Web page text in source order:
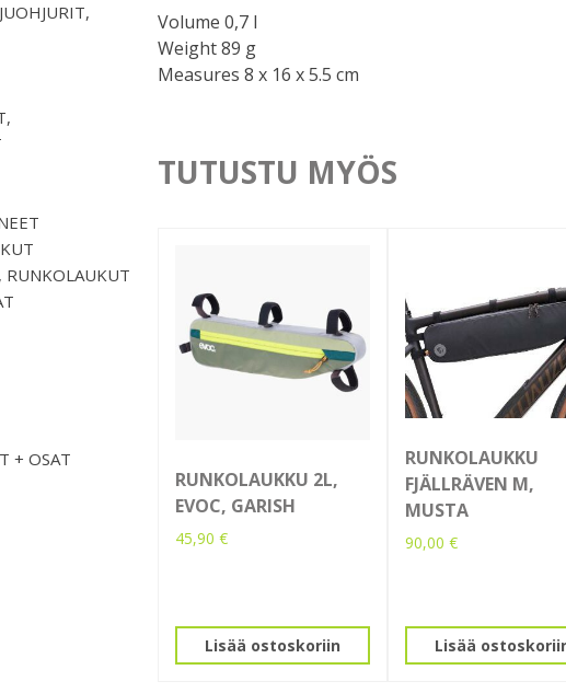
RUNKOLAUKUT
+ OSAT
Volume 0,7 l
Weight 89 g
Measures 8 x 16 x 5.5 cm
TUTUSTU MYÖS
RUNKOLAUKKU 2L,
EVOC, GARISH
45,90 €
Lisää ostoskoriin
RUNKOLAUKKU
FJÄLLRÄVEN M,
MUSTA
90,00 €
Lisää